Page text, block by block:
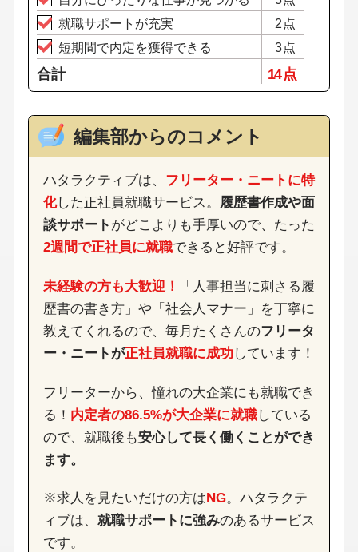
就職サポートが充実
2点
短期間で内定を獲得できる
3点
合計 14 点
編集部からのコメント
ハタラクティブは、 フリーター・ニートに特
化した正社員就職サービス。 履歴書作成や面
談サポート がどこよりも手厚いので、たった
2週間で正社員に就職できると好評です。
未経験の方も大歓迎！
「人事担当に刺さる履
歴書の書き方」や「社会人マナー」を丁寧に
教えてくれるので、毎月たくさんのフリータ
ー・ニートが正社員就職に成功しています！
フリーターから、憧れの大企業にも就職でき
る！ 内定者の86.5%が大企業に就職している
ので、就職後も安心して長く働くことができ
ます。
※求人を見たいだけの方はNG。ハタラクテ
ィブは、 就職サポートに強みのあるサービス
です。